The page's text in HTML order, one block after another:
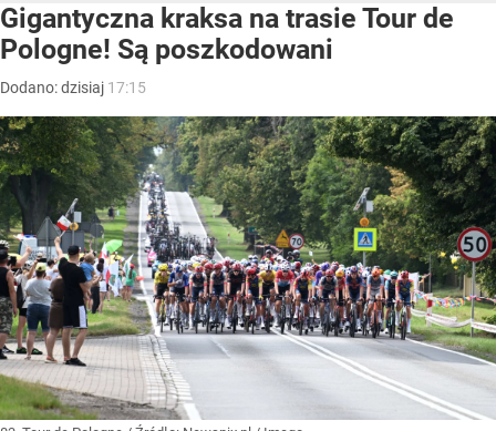
Gigantyczna kraksa na trasie Tour de
Pologne! Są poszkodowani
Dodano:dzisiaj 17:15